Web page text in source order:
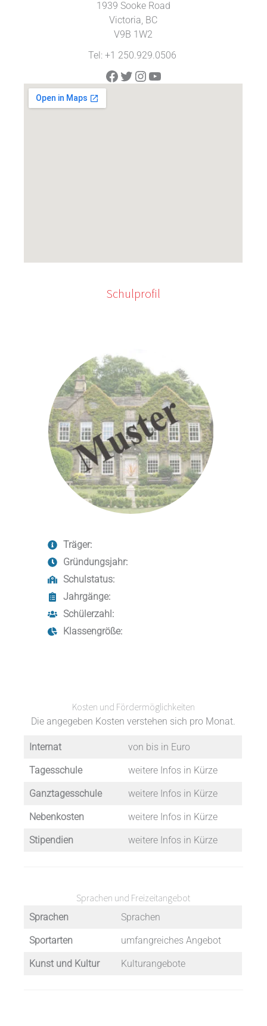
1939 Sooke Road
Victoria, BC
V9B 1W2
Tel: +1 250.929.0506
Facebook
Twitter
Instagram
YouTube
Schulprofil
Träger:
Gründungsjahr:
Schulstatus:
Jahrgänge:
Schülerzahl:
Klassengröße:
Kosten und Fördermöglichkeiten
Die angegeben Kosten verstehen sich pro Monat.
Internat von bis in Euro
Tagesschule weitere Infos in Kürze
Ganztagesschule weitere Infos in Kürze
Nebenkosten weitere Infos in Kürze
Stipendien weitere Infos in Kürze
Sprachen und Freizeitangebot
Sprachen Sprachen
Sportarten umfangreiches Angebot
Kunst und Kultur Kulturangebote